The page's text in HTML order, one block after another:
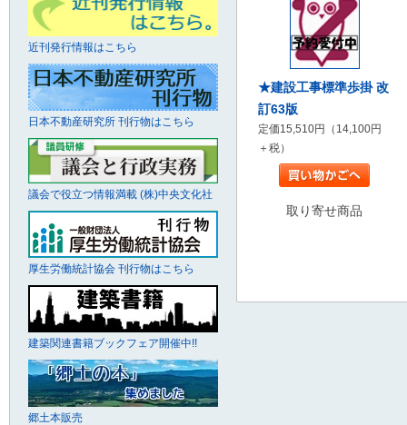
★建設工事標準歩掛 改
訂63版
定価15,510円（14,100円
＋税）
取り寄せ商品
近刊発行情報はこちら
日本不動産研究所 刊行物はこちら
議会で役立つ情報満載 (株)中央文化社
厚生労働統計協会 刊行物はこちら
建築関連書籍ブックフェア開催中!!
郷土本販売